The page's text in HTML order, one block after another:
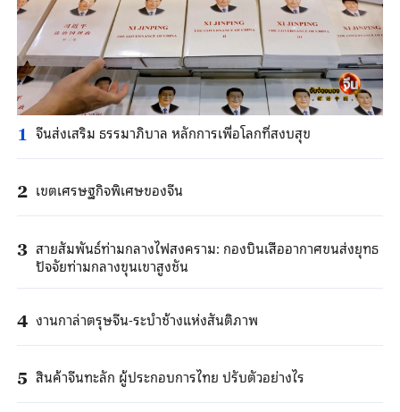
1 จีนส่งเสริม ธรรมาภิบาล หลักการเพื่อโลกที่สงบสุข
2 เขตเศรษฐกิจพิเศษของจีน
3 สายสัมพันธ์ท่ามกลางไฟสงคราม: กองบินเสืออากาศขนส่งยุทธ
ปัจจัยท่ามกลางขุนเขาสูงชัน
4 งานกาล่าตรุษจีน-ระบำช้างแห่งสันติภาพ
5 สินค้าจีนทะลัก ผู้ประกอบการไทย ปรับตัวอย่างไร